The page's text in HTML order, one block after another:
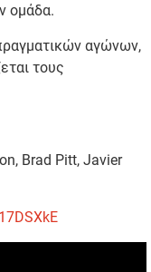
ομάδα.
αγώνων,
τους
Brad Pitt, Javier